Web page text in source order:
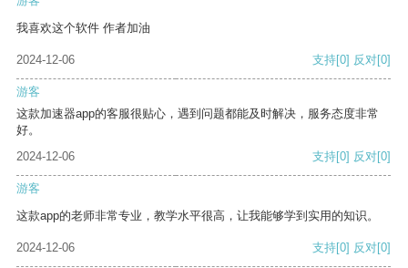
我喜欢这个软件 作者加油
2024-12-06 支持[0] 反对[0]
游客
这款加速器app的客服很贴心，遇到问题都能及时解决，服务态度非常
好。
2024-12-06
支持[0] 反对[0]
游客
这款app的老师非常专业，教学水平很高，让我能够学到实用的知识。
2024-12-06 支持[0] 反对[0]